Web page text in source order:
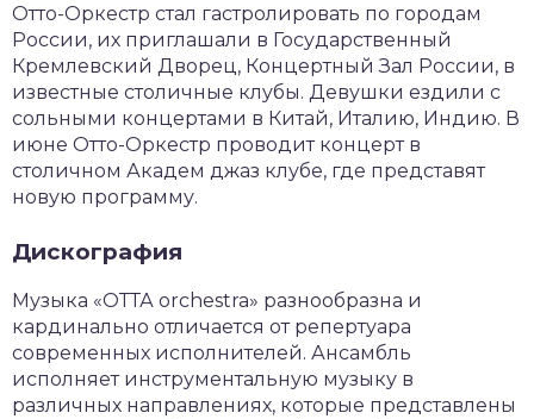
Отто-Оркестр стал гастролировать по городам
России, их приглашали в Государственный
Кремлевский Дворец, Концертный Зал России, в
известные столичные клубы. Девушки ездили с
сольными концертами в Китай, Италию, Индию. В
июне Отто-Оркестр проводит концерт в
столичном Академ джаз клубе, где представят
новую программу.
Дискография
Музыка «ОТТА orchestra» разнообразна и
кардинально отличается от репертуара
современных исполнителей. Ансамбль
исполняет инструментальную музыку в
различных направлениях, которые представлены